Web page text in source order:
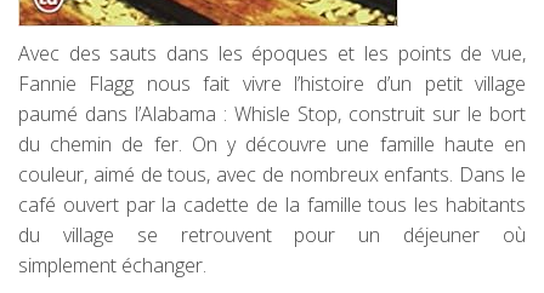
Avec des sauts dans les époques et les points de vue,
Fannie Flagg nous fait vivre l’histoire d’un petit village
paumé dans l’Alabama : Whisle Stop, construit sur le bort
du chemin de fer. On y découvre une famille haute en
couleur, aimé de tous, avec de nombreux enfants. Dans le
café ouvert par la cadette de la famille tous les habitants
du village se retrouvent pour un déjeuner où
simplement échanger.